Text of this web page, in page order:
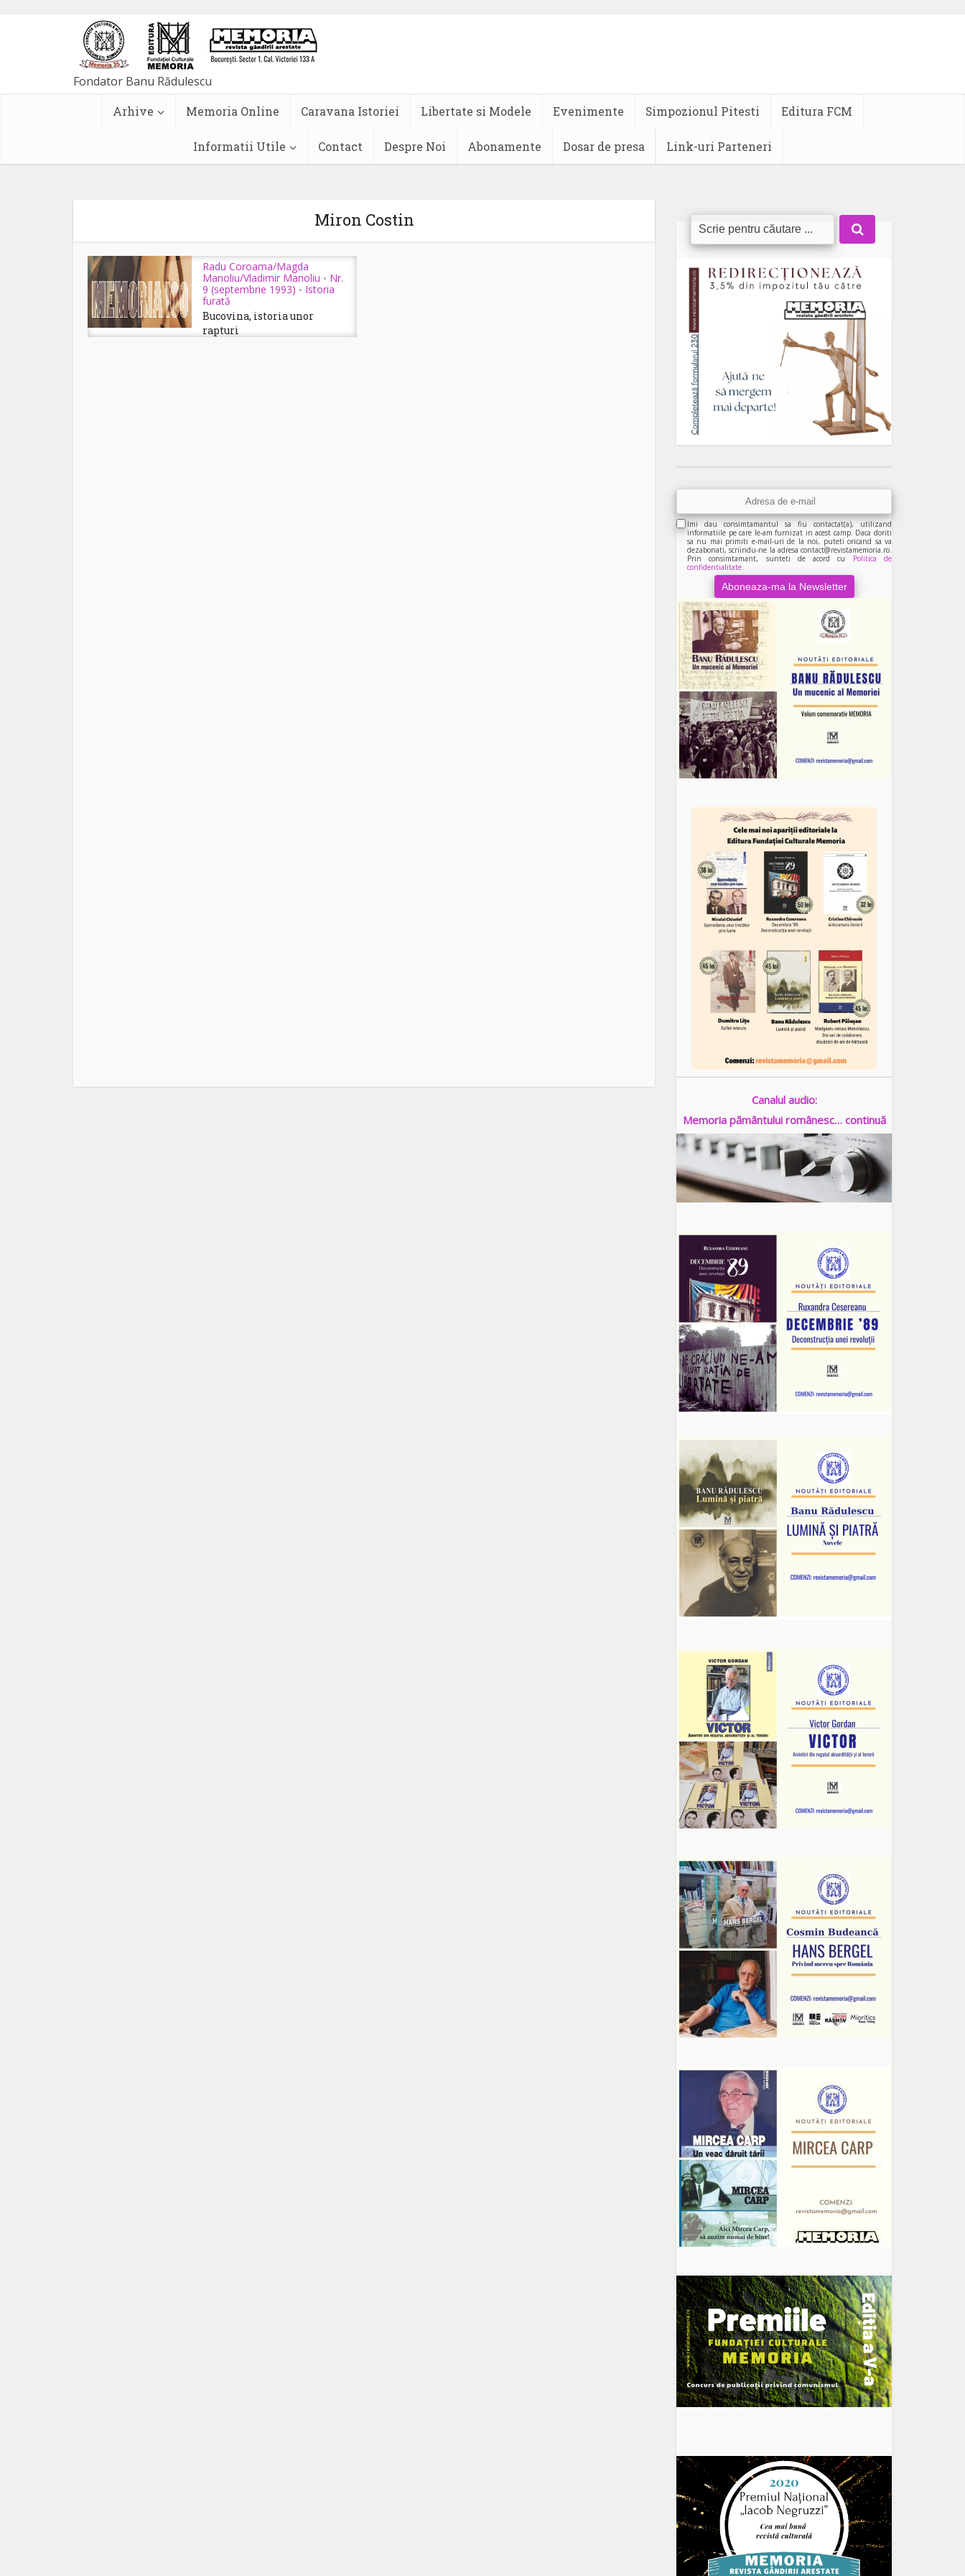
Arhive Memoria Online Caravana Istoriei Libertate si Modele Evenimente Simpozionul Pitesti Editura FCM
Informatii Utile Contact Despre Noi Abonamente Dosar de presa Link-uri Parteneri
Miron Costin
Radu Coroama/Magda
Manoliu/Vladimir Manoliu • Nr.
9 (septembrie 1993) • Istoria
furată
Bucovina, istoria unor
rapturi
Imi dau consimtamantul sa fiu contactat(a), utilizand
informatiile pe care le-am furnizat in acest camp. Daca doriti
sa nu mai primiti e-mail-uri de la noi, puteti oricand sa va
dezabonati, scriindu-ne la adresa contact@revistamemoria.ro.
Prin consimtamant, sunteti de acord cu Politica de
confidentialitate.
Canalul audio:
Memoria pământului românesc… continuă